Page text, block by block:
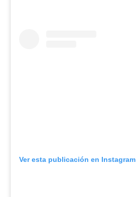
Ver esta publicación en Instagram